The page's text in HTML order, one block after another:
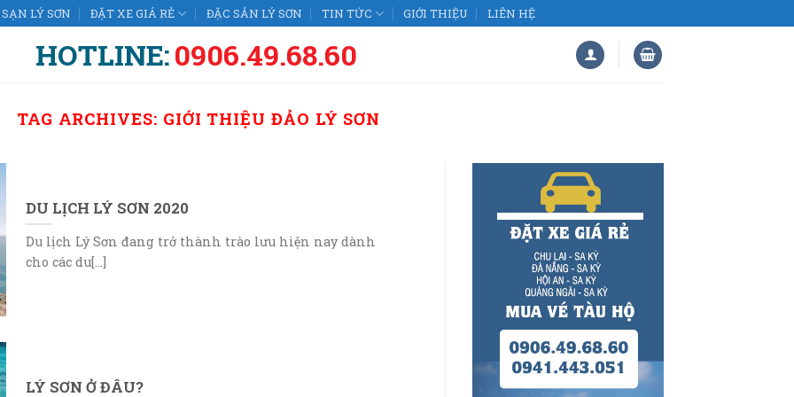
LÝ SƠN ĐẶT XE GIÁ RẺ ĐẶC SẢN LÝ SƠN TIN TỨC GIỚI THIỆU LIÊN HỆ
HOTLINE:0906.49.68.60
TAG ARCHIVES: GIỚI THIỆU ĐẢO LÝ SƠN
DU LỊCH LÝ SƠN 2020
Du lịch Lý Sơn đang trở thành trào lưu hiện nay dành
cho các du[...]
LÝ SƠN Ở ĐÂU?